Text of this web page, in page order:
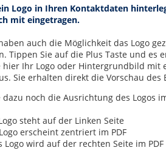
Logo in Ihren Kontaktdaten
mit eingetragen.
auch die Möglichkeit das Logo
Tippen Sie auf die Plus Taste und es
hier Ihr Logo oder Hintergrundbild mit
Sie erhalten direkt die Vorschau des
dazu noch die Ausrichtung des Logos
steht auf der Linken Seite
erscheint zentriert im PDF
Logo wird auf der rechten Seite im